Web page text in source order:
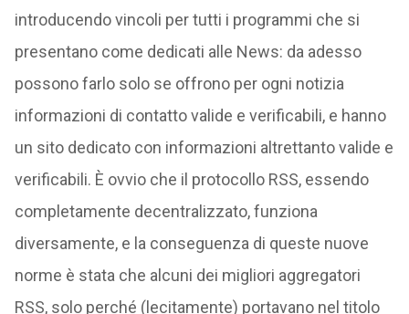
introducendo vincoli per tutti i programmi che si
presentano come dedicati alle News: da adesso
possono farlo solo se offrono per ogni notizia
informazioni di contatto valide e verificabili, e hanno
un sito dedicato con informazioni altrettanto valide e
verificabili. È ovvio che il protocollo RSS, essendo
completamente decentralizzato, funziona
diversamente, e la conseguenza di queste nuove
norme è stata che alcuni dei migliori aggregatori
RSS, solo perché (lecitamente) portavano nel titolo